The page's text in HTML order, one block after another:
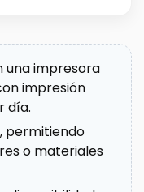
una impresora
impresión
día.
permitiendo
o materiales